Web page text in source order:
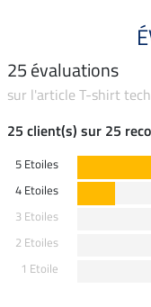
25 évaluations
sur l'article T-shirt
25 client(s) sur 25
5 Etoiles
4 Etoiles
3 Etoiles
2 Etoiles
1 Etoile